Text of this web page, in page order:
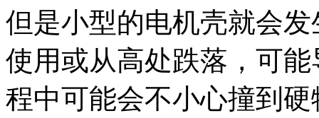
但是小型的电机壳就会
使用或从高处跌落，可
程中可能会不小心撞到